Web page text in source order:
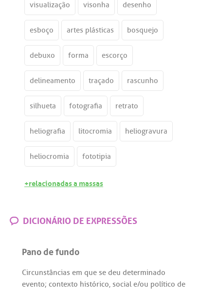
visualização visonha desenho
esboço artes plásticas bosquejo
debuxo forma escorço
delineamento traçado rascunho
silhueta fotografia retrato
heliografia litocromia heliogravura
heliocromia fototipia
+relacionadas a massas
DICIONÁRIO DE EXPRESSÕES
Pano de fundo
Circunstâncias em que se deu determinado
evento; contexto histórico, sociale/ou político de